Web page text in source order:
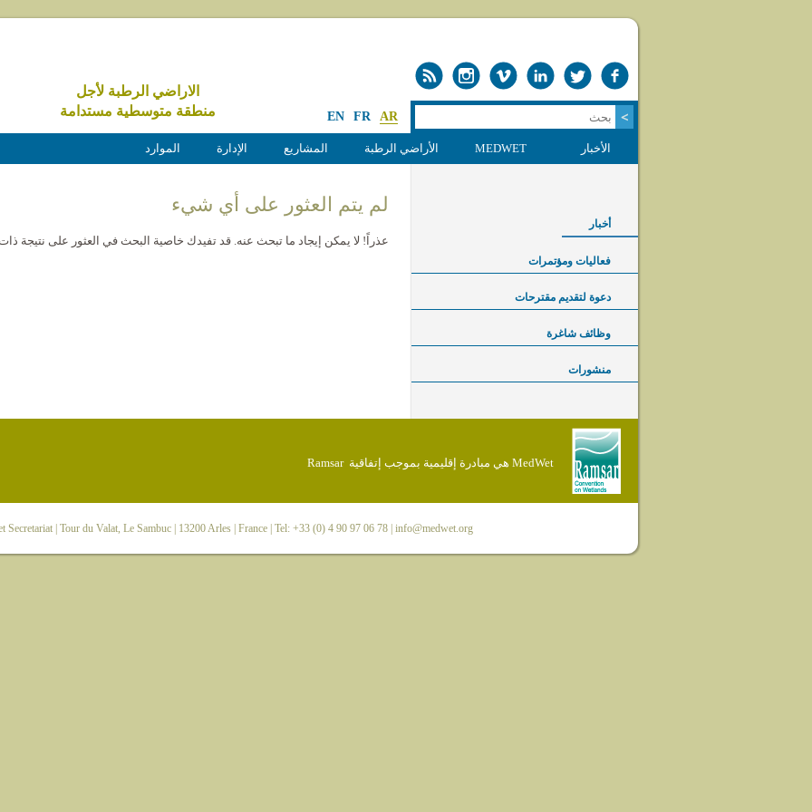
الاراضي الرطبة لأجل
منطقة متوسطية مستدامة
EN FR AR
الأخبار MEDWET الأراضي الرطبة المشاريع الإدارة الموارد
لم يتم العثور على أي شيء
عذراً! لا يمكن إيجاد ما تبحث عنه. قد تفيدك خاصية البحث في العثور على نتيجة
أخبار
فعاليات ومؤتمرات
دعوة لتقديم مقترحات
وظائف شاغرة
منشورات
MedWet هي مبادرة إقليمية بموجب إتفاقية Ramsar
Secretariat| Tour du Valat, Le Sambuc | 13200 Arles | France | Tel: +33 (0) 4 90 97 06 78 | info@medwet.org